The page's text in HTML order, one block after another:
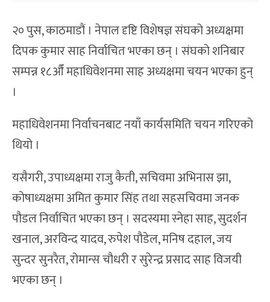
२० पुस, काठमाडौं । नेपाल दृष्टि विशेषज्ञ संघको अध्यक्षमा
दिपक कुमार साह निर्वाचित भएका छन् । संघको शनिबार
सम्पन्न १८औँ महाधिवेशनमा साह अध्यक्षमा चयन भएका हुन्
।
महाधिवेशनमा निर्वाचनबाट नयाँ कार्यसमिति चयन गरिएको
थियो ।
यसैगरी, उपाध्यक्षमा राजु कैती, सचिवमा अभिनास झा,
कोषाध्यक्षमा अमित कुमार सिंह तथा सहसचिवमा जनक
पौडल निर्वाचित भएका छन् । सदस्यमा स्नेहा साह, सुदर्शन
खनाल, अरविन्द यादव, रुपेश पौडेल, मनिष दहाल, जय
सुन्दर सुनरैत, रोमान्स चौधरी र सुरेन्द्र प्रसाद साह विजयी
भएका छन् ।